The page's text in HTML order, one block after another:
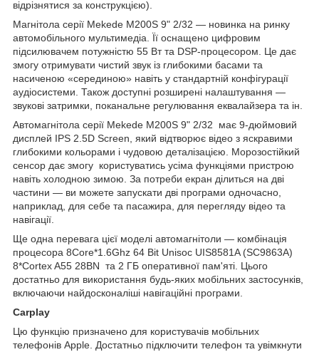
відрізнятися за конструкцією).
Магнітола серії Mekede M200S 9" 2/32 — новинка на ринку
автомобільного мультимедіа. Її оснащено цифровим
підсилювачем потужністю 55 Вт та DSP-процесором. Це дає
змогу отримувати чистий звук із глибокими басами та
насиченою «серединою» навіть у стандартній конфігурації
аудіосистеми. Також доступні розширені налаштування —
звукові затримки, поканальне регулювання еквалайзера та ін.
Автомагнітола серії Mekede M200S 9" 2/32 має 9-дюймовий
дисплей IPS 2.5D Screen, який відтворює відео з яскравими
глибокими кольорами і чудовою деталізацією. Морозостійкий
сенсор дає змогу користуватись усіма функціями пристрою
навіть холодною зимою. За потреби екран ділиться на дві
частини — ви можете запускати дві програми одночасно,
наприклад, для себе та пасажира, для перегляду відео та
навігації.
Ще одна перевага цієї моделі автомагнітоли — комбінація
процесора 8Core*1.6Ghz 64 Bit Unisoc UIS8581A (SC9863A)
8*Cortex A55 28BN та 2 ГБ оперативної пам'яті. Цього
достатньо для використання будь-яких мобільних застосунків,
включаючи найдосконаліші навігаційні програми.
Carplay
Цю функцію призначено для користувачів мобільних
телефонів Apple. Достатньо підключити телефон та увімкнути